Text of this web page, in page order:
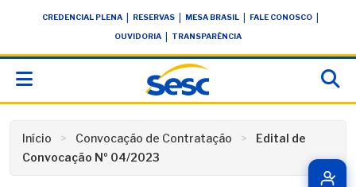
conteúdoCREDENCIAL PLENA RESERVAS MESA BRASIL FALE CONOSCO
OUVIDORIA TRANSPARÊNCIA
Início Convocação de Contratação
Edital de
Convocação Nº 04/2023